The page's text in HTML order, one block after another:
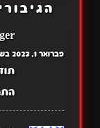
הגיבורים
פברואר 1, 2023 בשעה 6:03 am